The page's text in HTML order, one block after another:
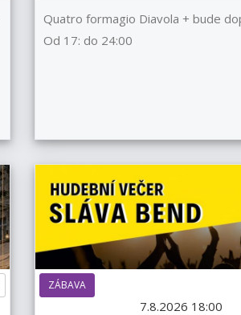
Quatro formagio Diavola + bude
Od 17: do 24:00
ZÁBAVA
7.8.2026 18:00